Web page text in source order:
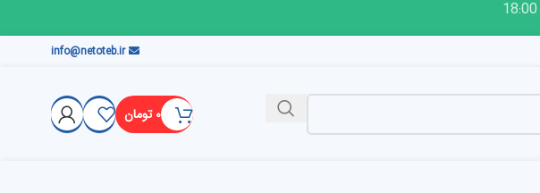
info@netoteb.ir
۰ تومان